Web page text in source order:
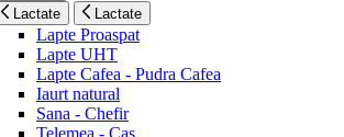
Lactate Lactate
Lapte Proaspat
Lapte UHT
Lapte Cafea - Pudra Cafea
Iaurt natural
Sana - Chefir